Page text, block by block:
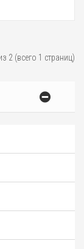
2 (всего 1 страниц)